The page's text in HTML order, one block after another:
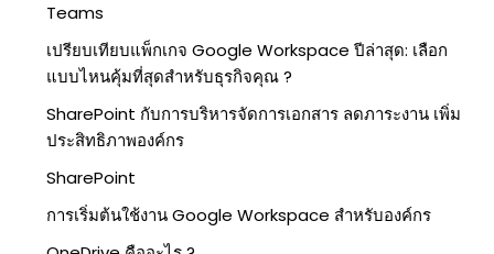
Teams
เปรียบเทียบแพ็กเกจ Google Workspace ปีล่าสุด: เลือก
แบบไหนคุ้มที่สุดสำหรับธุรกิจคุณ ?
SharePoint กับการบริหารจัดการเอกสาร ลดภาระงาน เพิ่ม
ประสิทธิภาพองค์กร
SharePoint
การเริ่มต้นใช้งาน Google Workspace สำหรับองค์กร